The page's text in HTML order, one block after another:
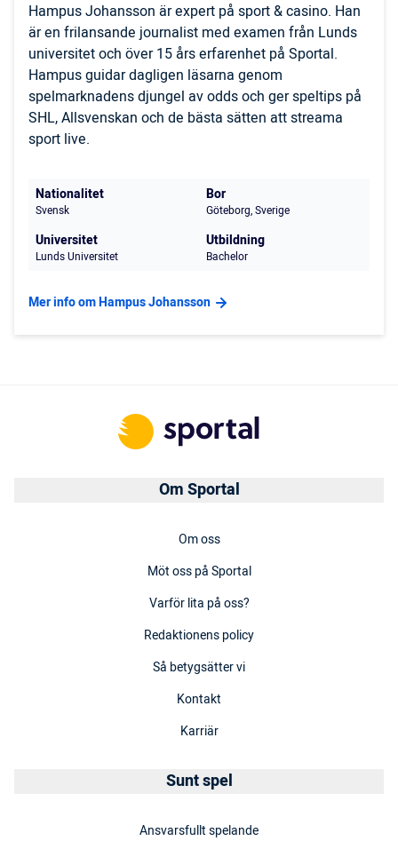
Hampus Johansson är expert på sport & casino. Han
är en frilansande journalist med examen från Lunds
universitet och över 15 års erfarenhet på Sportal.
Hampus guidar dagligen läsarna genom
spelmarknadens djungel av odds och ger speltips på
SHL, Allsvenskan och de bästa sätten att streama
sport live.
Nationalitet
Svensk
Bor
Göteborg, Sverige
Universitet
Lunds Universitet
Utbildning
Bachelor
Mer info om Hampus Johansson
Om Sportal
Om oss
Möt oss på Sportal
Varför lita på oss?
Redaktionens policy
Så betygsätter vi
Kontakt
Karriär
Sunt spel
Ansvarsfullt spelande